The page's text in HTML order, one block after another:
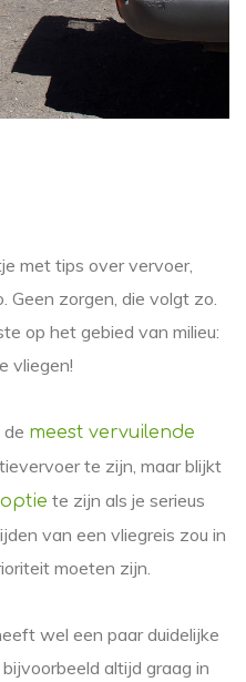
met tips over vervoer,
zorgen, die volgt zo.
op het gebied van milieu:
vliegen!
meest vervuilende
te zijn, maar blijkt
te zijn als je serieus
van een vliegreis zou in
moeten zijn.
wel een paar duidelijke
altijd graag in